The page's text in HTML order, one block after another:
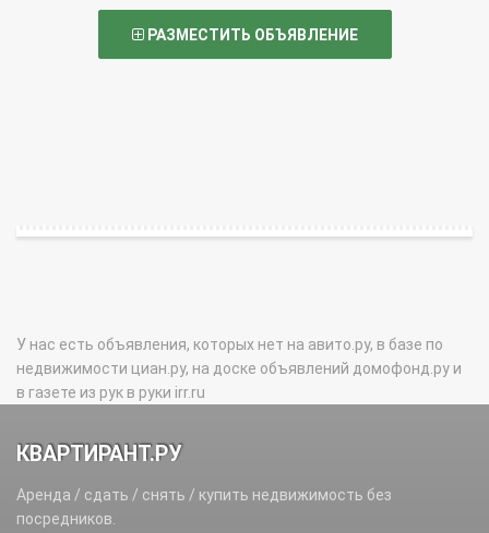
РАЗМЕСТИТЬ ОБЪЯВЛЕНИЕ
У нас есть объявления, которых нет на авито.ру, в базе по
недвижимости циан.ру, на доске объявлений домофонд.ру и
в газете из рук в руки irr.ru
КВАРТИРАНТ.РУ
Аренда / сдать / снять / купить недвижимость без
посредников.